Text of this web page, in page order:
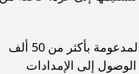
وأشارت المدير التنفيذي للهلال الأحمر المصري إلى أن فرق الهلال المدعومة بأكثر من 50 ألف
إلى الإمدادات